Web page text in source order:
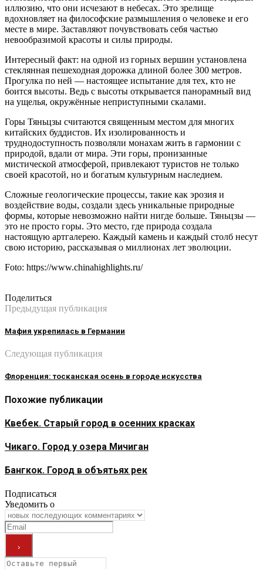
иллюзию, что они исчезают в небесах. Это зрелище
вдохновляет на философские размышления о человеке и его
месте в мире. Заставляют почувствовать себя частью
невообразимой красоты и силы природы.
Интересный факт: на одной из горных вершин установлена
стеклянная пешеходная дорожка длиной более 300 метров.
Прогулка по ней — настоящее испытание для тех, кто не
боится высоты. Ведь с высоты открывается панорамный вид
на ущелья, окружённые неприступными скалами.
Горы Тяньцзы считаются священным местом для многих
китайских буддистов. Их изолированность и
труднодоступность позволяли монахам жить в гармонии с
природой, вдали от мира. Эти горы, пронизанные
мистической атмосферой, привлекают туристов не только
своей красотой, но и богатым культурным наследием.
Сложные геологические процессы, такие как эрозия и
воздействие воды, создали здесь уникальные природные
формы, которые невозможно найти нигде больше. Тяньцзы —
это не просто горы. Это место, где природа создала
настоящую артгалерею. Каждый камень и каждый столб несут
свою историю, рассказывая о миллионах лет эволюции.
Foto: https://www.chinahighlights.ru/
Поделиться
Предыдущая публикация
Мафия укрепилась в Германии
Следующая публикация
Флоренция: тосканская осень в городе искусства
Похожие публикации
Квебек. Старый город в осенних красках
Чикаго. Город у озера Мичиган
Бангкок. Город в объятьях рек
Подписаться
Уведомить о